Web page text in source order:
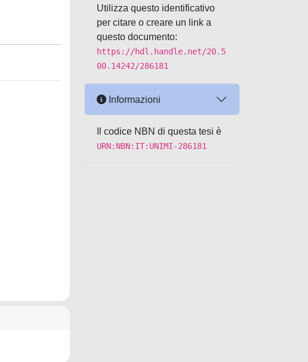
Utilizza questo identificativo
per citare o creare un link a
questo documento:
https://hdl.handle.net/20.5
00.14242/286181
Informazioni
Il codice NBN di questa tesi è
URN:NBN:IT:UNIMI-286181